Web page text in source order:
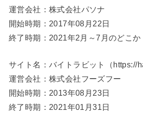
運営会社：株式会社パソナ
開始時期：2017年08月22日
終了時期：2021年2月～7月のどこか
サイト名：バイトラビット（https://
運営会社：株式会社フーズフー
開始時期：2013年08月23日
終了時期：2021年01月31日